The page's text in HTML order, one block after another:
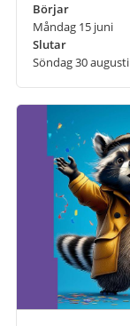
Börjar
Måndag 15 juni
Slutar
Söndag 30 augusti